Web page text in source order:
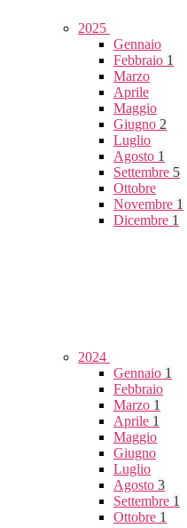
2025
Gennaio
Febbraio 1
Marzo
Aprile
Maggio
Giugno 2
Luglio
Agosto 1
Settembre 5
Ottobre
Novembre 1
Dicembre 1
2024
Gennaio 1
Febbraio
Marzo 1
Aprile 1
Maggio
Giugno
Luglio
Agosto 3
Settembre 1
Ottobre 1